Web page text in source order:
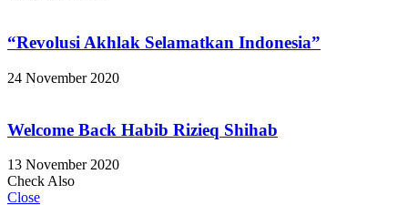
“Revolusi Akhlak Selamatkan Indonesia”
24 November 2020
Welcome Back Habib Rizieq Shihab
13 November 2020
Check Also
Close